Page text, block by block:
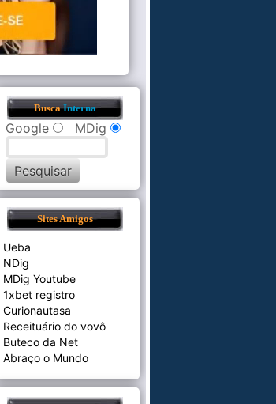
BuscaInterna
Google MDig
Sites Amigos
Ueba
NDig
MDig Youtube
1xbet registro
Curionautasa
Receituário do vovô
Buteco da Net
Abraço o Mundo